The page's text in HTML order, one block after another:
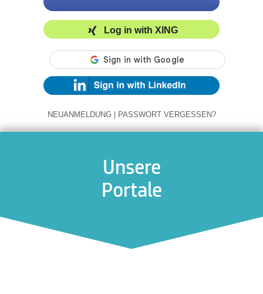
Log in with XING
NEUANMELDUNG | PASSWORT VERGESSEN?
Unsere
Portale